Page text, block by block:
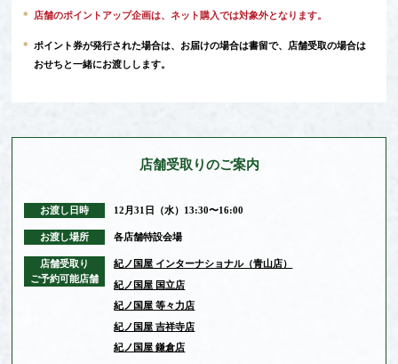
* 店舗のポイントアップ企画は、ネット購入では対象外となります。
*
ポイント券が発行された場合は、お届けの場合は書留で、店舗受取の場合は
おせちと一緒にお渡しします。
店舗受取りのご案内
お渡し日時 12月31日（水）13:30〜16:00
お渡し場所 各店舗特設会場
店舗受取り
ご予約可能店舗
紀ノ国屋 インターナショナル（青山店）
紀ノ国屋 国立店
紀ノ国屋 等々力店
紀ノ国屋 吉祥寺店
紀ノ国屋 鎌倉店